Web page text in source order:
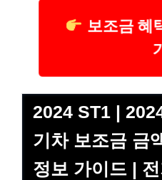
보조금 혜
2024 ST1 |
기차 보조금 금
정보 가이드 |